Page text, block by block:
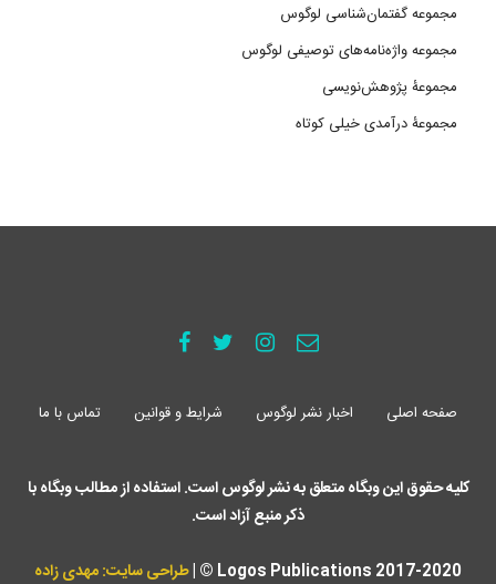
مجموعه گفتمان‌شناسی لوگوس
مجموعه واژه‌نامه‌های توصیفی لوگوس
مجموعۀ پژوهش‌نویسی
مجموعۀ درآمدی خیلی کوتاه
صفحه اصلی اخبار نشر لوگوس شرایط و قوانین تماس با ما
کلیه حقوق این وبگاه متعلق به نشر لوگوس است. استفاده از مطالب وبگاه با
ذکر منبع آزاد است.
Logos Publications 2017-2020 © | طراحی سایت: مهدی زاده